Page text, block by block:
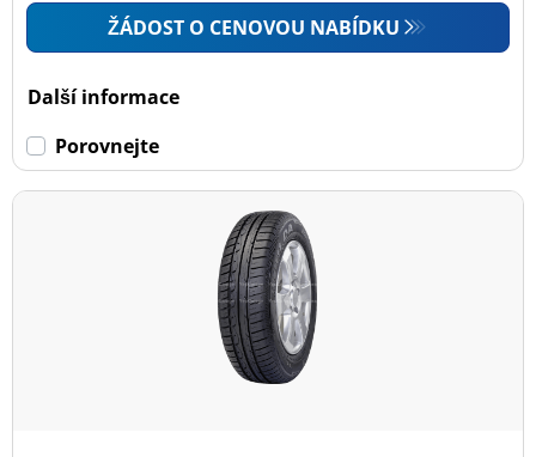
ŽÁDOST O CENOVOU NABÍDKU
Další informace
Porovnejte